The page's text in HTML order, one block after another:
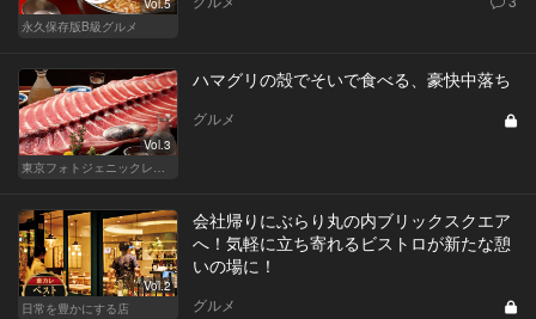
Vol.5
永久保存版B級グルメ
Vol.3
東京フォトジェニックレストラン
ハマグリの殻でそいで食べる、豪快中落ち
グルメ
Vol.2
日常を豊かにする店
会社帰りにぶらり丸の内ブリックスクエア
へ！気軽に立ち寄れるビストロが新たな憩
いの場に！
グルメ